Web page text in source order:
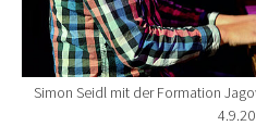
Simon Seidl mit der Formation